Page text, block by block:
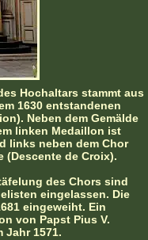
Hochaltars stammt aus
1630 entstandenen
Neben dem Gemälde
linken Medaillon ist
links neben dem Chor
(Descente de Croix).
des Chors sind
eingelassen. Die
eingeweiht. Ein
von Papst Pius V.
Jahr 1571.